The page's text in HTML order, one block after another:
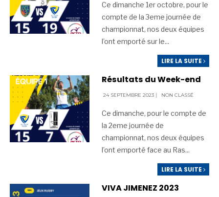
Ce dimanche 1er octobre, pour le
compte de la 3eme journée de
championnat, nos deux équipes
l’ont emporté sur le...
LIRE LA SUITE
Résultats du Week-end
24 SEPTEMBRE 2023 NON CLASSÉ
Ce dimanche, pour le compte de
la 2eme journée de
championnat, nos deux équipes
l’ont emporté face au Ras...
LIRE LA SUITE
VIVA JIMENEZ 2023